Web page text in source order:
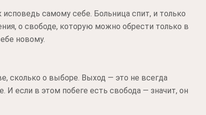
самому себе. Больница спит, и только
о свободе, которую можно обрести только в
новому.
сколько о выборе. Выход — это не всегда
И если в этом побеге есть свобода — значит, он